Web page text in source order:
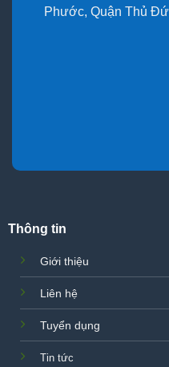
Phước, Quận Thủ
Thông tin
Giới thiệu
Liên hệ
Tuyển dụng
Tin tức